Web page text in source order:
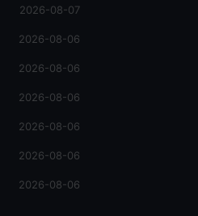
2026-08-07
2026-08-06
2026-08-06
2026-08-06
2026-08-06
2026-08-06
2026-08-06